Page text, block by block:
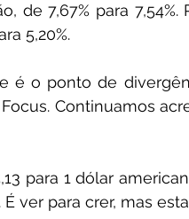
de 7,67% para 7,54%.
5,20%.
é o ponto de
Continuamos
para 1 dólar
ver para crer, mas